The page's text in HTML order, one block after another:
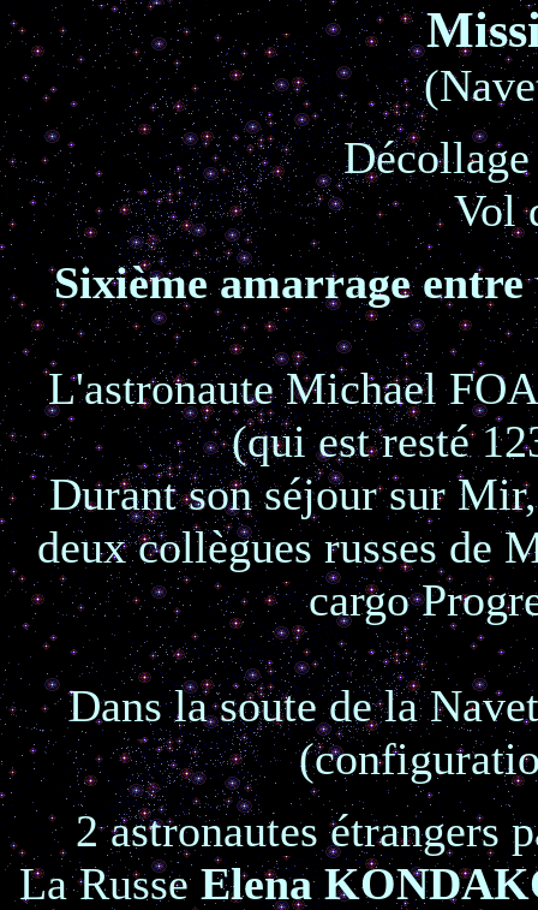
Vol
Sixième amarrage
L'astronaute Michael
(qui est resté
Durant son séjour sur
deux collègues russes de
cargo
Dans la soute de la
2 astronautes étrangers
La RusseElena